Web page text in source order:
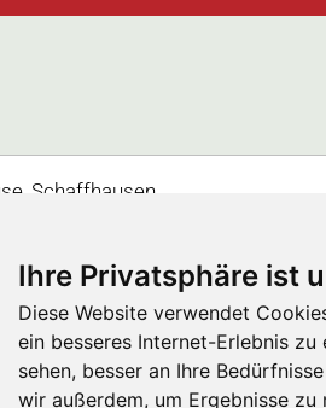
Ihre Privatsphäre ist
Diese Website verwendet
ein besseres Internet-Erlebnis
sehen, besser an Ihre
wir außerdem, um Ergebnisse zu
Schaffhausen
der Medizintechnik -